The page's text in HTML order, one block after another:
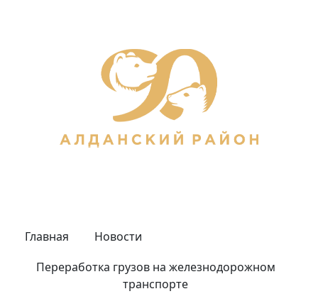
Главная
Новости
Переработка грузов на железнодорожном
транспорте